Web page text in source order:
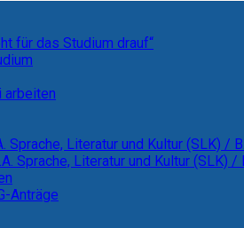
für das Studium drauf“
arbeiten
Sprache, Literatur und Kultur (SLK) /
Sprache, Literatur und Kultur (SLK) /
Anträge